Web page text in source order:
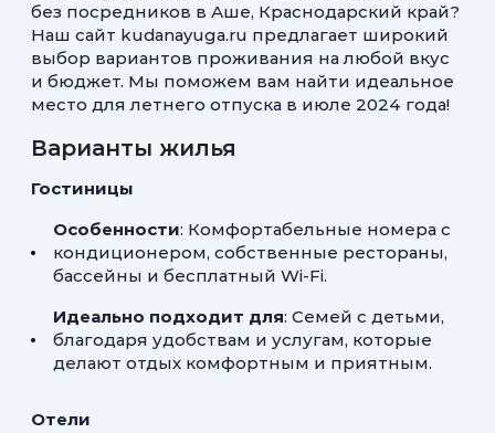
без посредников в Аше, Краснодарский край?
Наш сайт kudanayuga.ru предлагает широкий
выбор вариантов проживания на любой вкус
и бюджет. Мы поможем вам найти идеальное
место для летнего отпуска в июле 2024 года!
Варианты жилья
Гостиницы
Особенности: Комфортабельные номера с
кондиционером, собственные рестораны,
бассейны и бесплатный Wi-Fi.
Идеально подходит для: Семей с детьми,
благодаря удобствам и услугам, которые
делают отдых комфортным и приятным.
Отели